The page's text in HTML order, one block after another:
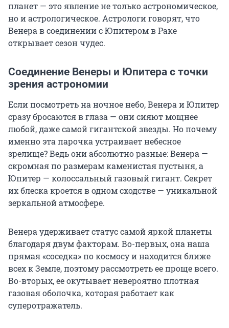
планет — это явление не только астрономическое,
но и астрологическое. Астрологи говорят, что
Венера в соединении с Юпитером в Раке
открывает сезон чудес.
Соединение Венеры и Юпитера с точки
зрения астрономии
Если посмотреть на ночное небо, Венера и Юпитер
сразу бросаются в глаза — они сияют мощнее
любой, даже самой гигантской звезды. Но почему
именно эта парочка устраивает небесное
зрелище? Ведь они абсолютно разные: Венера —
скромная по размерам каменистая пустыня, а
Юпитер — колоссальный газовый гигант. Секрет
их блеска кроется в одном сходстве — уникальной
зеркальной атмосфере.
Венера удерживает статус самой яркой планеты
благодаря двум факторам. Во-первых, она наша
прямая «соседка» по космосу и находится ближе
всех к Земле, поэтому рассмотреть ее проще всего.
Во-вторых, ее окутывает невероятно плотная
газовая оболочка, которая работает как
суперотражатель.